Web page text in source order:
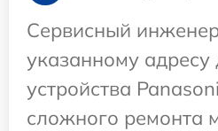
Сервисный
указанному адресу
устройства
сложного ремонта